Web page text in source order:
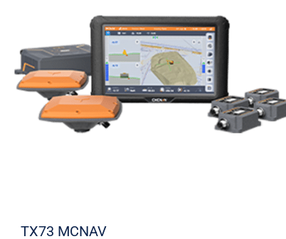
Laser
Les indispensables lasers
TX73 MCNAV